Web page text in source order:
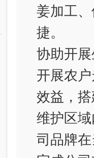
姜加工
捷。
协助开
开展农
效益，
维护区
司品牌